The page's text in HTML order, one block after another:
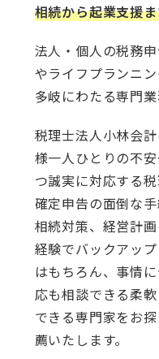
相続から起業支援
法人・個人の税務
やライフプランニ
多岐にわたる専門業
税理士法人小林会
様一人ひとりの不
つ誠実に対応する
確定申告の面倒な
相続対策、経営計
経験でバックアッ
はもちろん、事情
応も相談できる柔
できる専門家をお
薦いたします。